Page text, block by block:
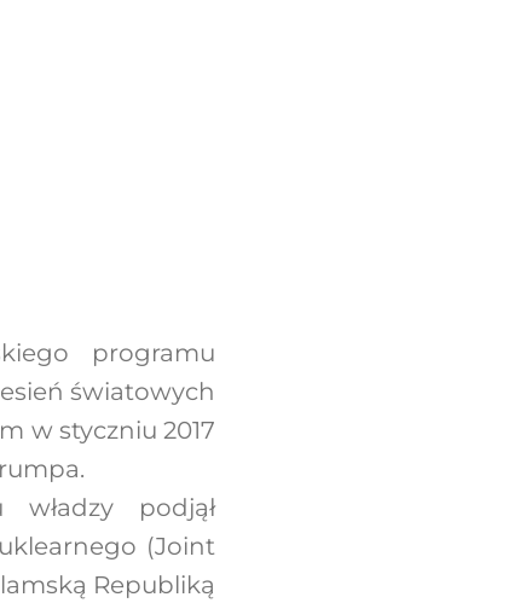
programu
światowych
w styczniu 2017
podjął
(Joint
Republiką